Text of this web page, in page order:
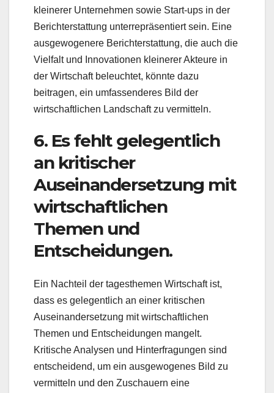
kleinerer Unternehmen sowie Start-ups in der
Berichterstattung unterrepräsentiert sein. Eine
ausgewogenere Berichterstattung, die auch die
Vielfalt und Innovationen kleinerer Akteure in
der Wirtschaft beleuchtet, könnte dazu
beitragen, ein umfassenderes Bild der
wirtschaftlichen Landschaft zu vermitteln.
6. Es fehlt gelegentlich
an kritischer
Auseinandersetzung mit
wirtschaftlichen
Themen und
Entscheidungen.
Ein Nachteil der tagesthemen Wirtschaft ist,
dass es gelegentlich an einer kritischen
Auseinandersetzung mit wirtschaftlichen
Themen und Entscheidungen mangelt.
Kritische Analysen und Hinterfragungen sind
entscheidend, um ein ausgewogenes Bild zu
vermitteln und den Zuschauern eine